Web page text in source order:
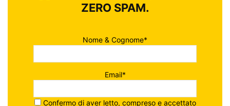
ZERO SPAM.
Nome & Cognome*
Email*
Confermo di aver letto, compreso e accettato